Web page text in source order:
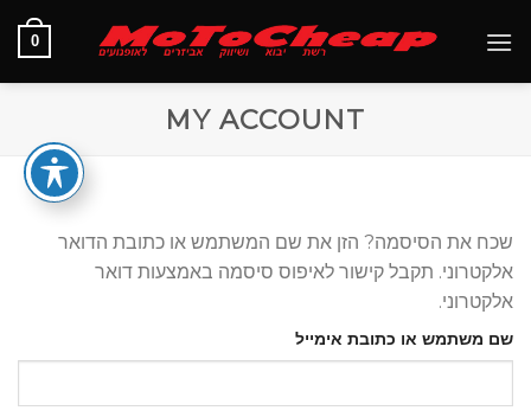
0
MY ACCOUNT
שכח את הסיסמה? הזן את שם המשתמש או כתובת הדואר
אלקטרוני. תקבל קישור לאיפוס סיסמה באמצעות דואר
אלקטרוני.
שם משתמש או כתובת אימייל